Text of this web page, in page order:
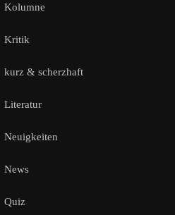
Kolumne
Kritik
kurz & scherzhaft
Literatur
Neuigkeiten
News
Quiz